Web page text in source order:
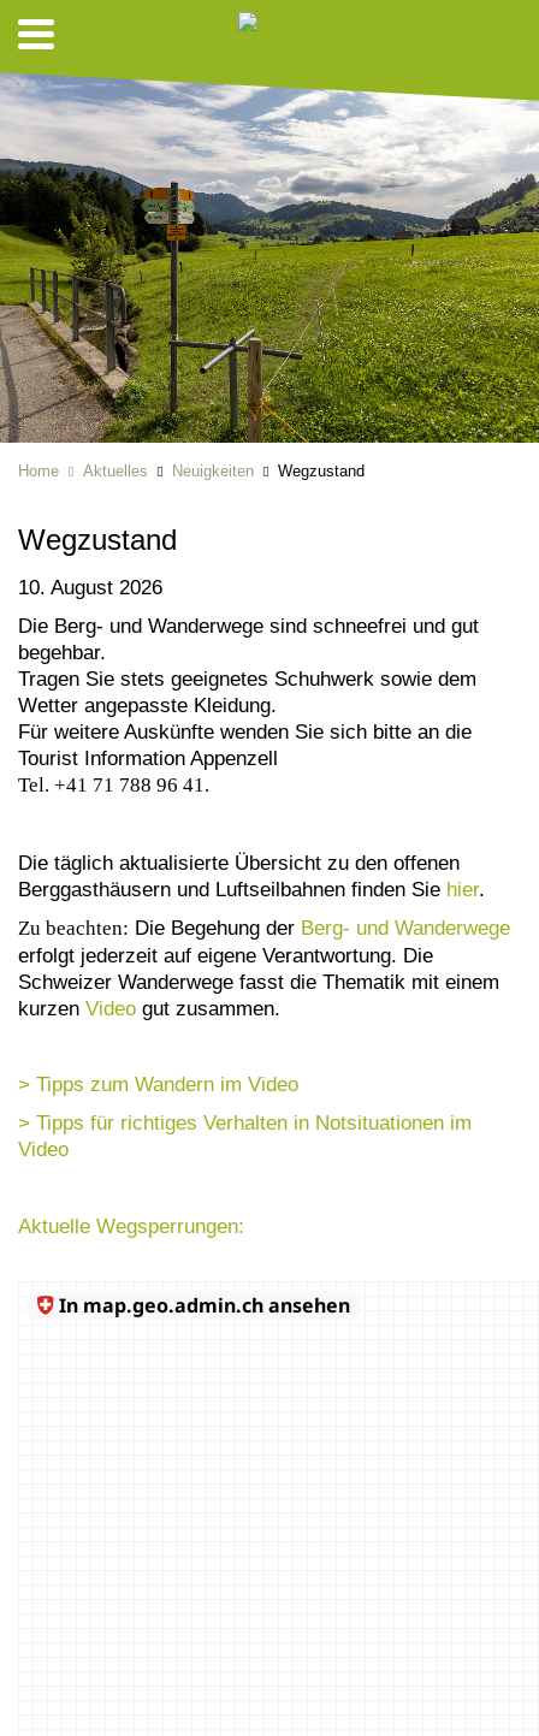
Home Aktuelles Neuigkeiten Wegzustand
Wegzustand
10. August 2026
Die Berg- und Wanderwege sind schneefrei und gut
begehbar.
Tragen Sie stets geeignetes Schuhwerk sowie dem
Wetter angepasste Kleidung.
Für weitere Auskünfte wenden Sie sich bitte an die
Tourist Information Appenzell
Tel. +41 71 788 96 41.
Die täglich aktualisierte Übersicht zu den offenen
Berggasthäusern und Luftseilbahnen finden Sie hier.
Zu beachten: Die Begehung der Berg- und Wanderwege
erfolgt jederzeit auf eigene Verantwortung. Die
Schweizer Wanderwege fasst die Thematik mit einem
kurzen Video gut zusammen.
> Tipps zum Wandern im Video
> Tipps für richtiges Verhalten in Notsituationen im
Video
Aktuelle Wegsperrungen: